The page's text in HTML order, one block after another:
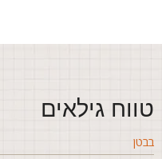
גילאים